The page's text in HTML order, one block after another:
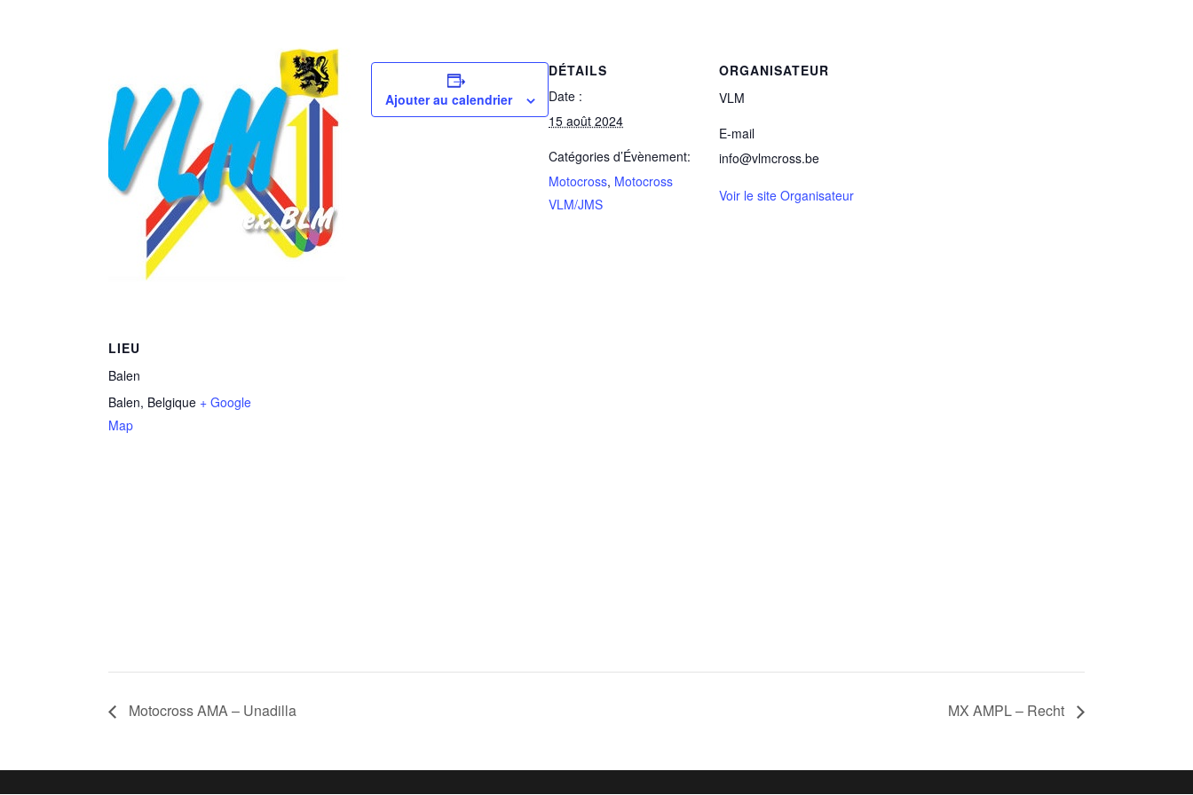
Ajouter au calendrier
DÉTAILS
Date :
15 août 2024
Catégories d’Évènement:
Motocross, Motocross
VLM/JMS
ORGANISATEUR
VLM
E-mail
info@vlmcross.be
Voir le site Organisateur
LIEU
Balen
Balen, Belgique + Google
Map
Motocross AMA – Unadilla MX AMPL – Recht